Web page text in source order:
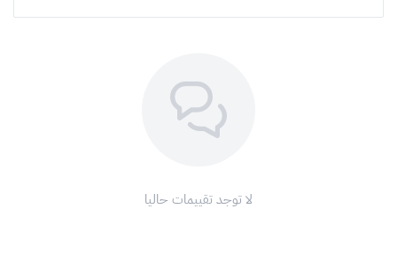
لا توجد تقييمات حاليا